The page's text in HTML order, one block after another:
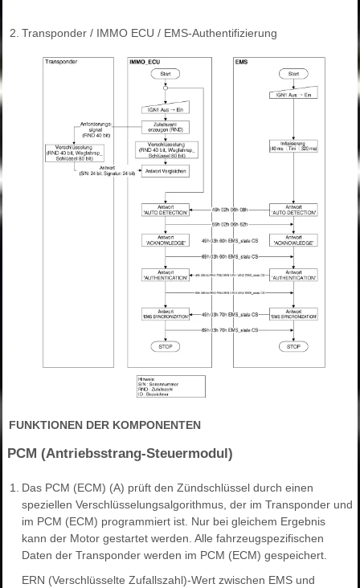
2. Transponder / IMMO ECU / EMS-Authentifizierung
FUNKTIONEN DER KOMPONENTEN
PCM (Antriebsstrang-Steuermodul)
1.
Das PCM (ECM) (A) prüft den Zündschlüssel durch einen
speziellen Verschlüsselungsalgorithmus, der im Transponder und
im PCM (ECM) programmiert ist. Nur bei gleichem Ergebnis
kann der Motor gestartet werden. Alle fahrzeugspezifischen
Daten der Transponder werden im PCM (ECM) gespeichert.
ERN (Verschlüsselte Zufallszahl)-Wert zwischen EMS und